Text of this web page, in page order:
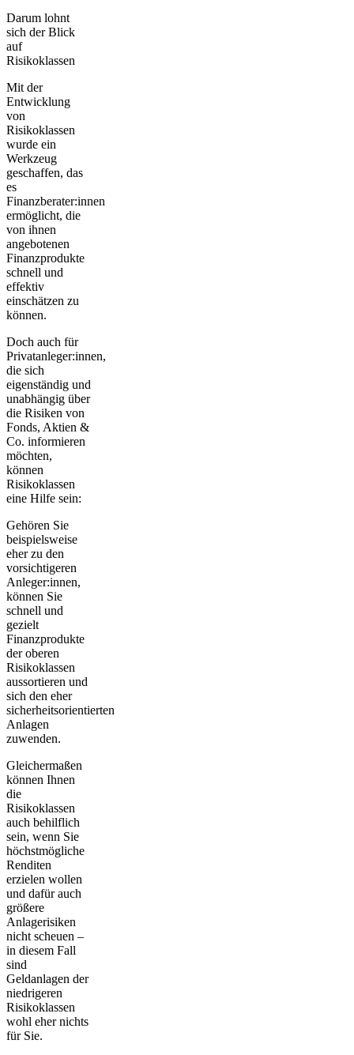
Darum lohnt
sich der Blick
auf
Risikoklassen
Mit der
Entwicklung
von
Risikoklassen
wurde ein
Werkzeug
geschaffen, das
es
Finanzberater:innen
ermöglicht, die
von ihnen
angebotenen
Finanzprodukte
schnell und
effektiv
einschätzen zu
können.
Doch auch für
Privatanleger:innen,
die sich
eigenständig und
unabhängig über
die Risiken von
Fonds, Aktien &
Co. informieren
möchten,
können
Risikoklassen
eine Hilfe sein:
Gehören Sie
beispielsweise
eher zu den
vorsichtigeren
Anleger:innen,
können Sie
schnell und
gezielt
Finanzprodukte
der oberen
Risikoklassen
aussortieren und
sich den eher
sicherheitsorientierten
Anlagen
zuwenden.
Gleichermaßen
können Ihnen
die
Risikoklassen
auch behilflich
sein, wenn Sie
höchstmögliche
Renditen
erzielen wollen
und dafür auch
größere
Anlagerisiken
nicht scheuen –
in diesem Fall
sind
Geldanlagen der
niedrigeren
Risikoklassen
wohl eher nichts
für Sie.